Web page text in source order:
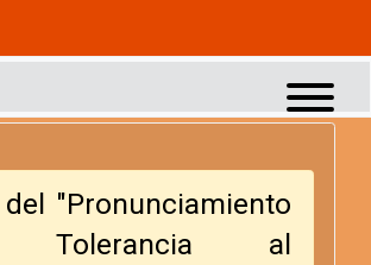
"Pronunciamiento
Tolerancia al